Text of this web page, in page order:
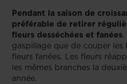
Pendant la saison de
préférable de retirer
fleurs desséchées et fanées
gaspillage que de couper
fleurs fanées. Les fleurs
les mêmes branches la
année.